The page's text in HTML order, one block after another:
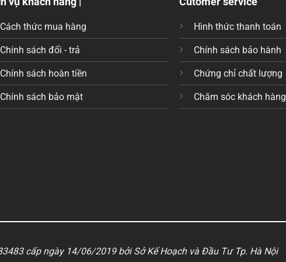
Cách thức mua hàng
Chính sách đổi - trả
Chính sách hoàn tiền
Chính sách bảo mật
Hình thức thanh toán
Chính sách bảo hành
Chứng chỉ chất lượng
Chăm sóc khách hàng
cấp ngày 14/06/2019 bởi Sở Kế Hoạch và Đầu Tư Tp. Hà Nội